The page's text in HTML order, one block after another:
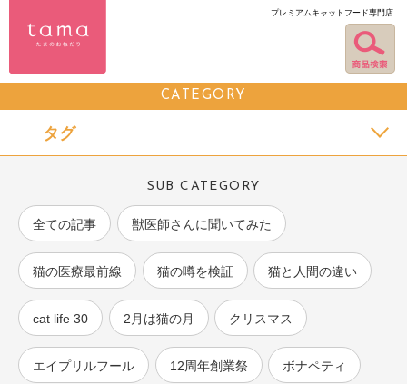
プレミアムキャットフード専門店
CATEGORY
タグ
SUB CATEGORY
全ての記事 獣医師さんに聞いてみた
猫の医療最前線 猫の噂を検証 猫と人間の違い
cat life 30 2月は猫の月 クリスマス
エイプリルフール 12周年創業祭 ボナペティ